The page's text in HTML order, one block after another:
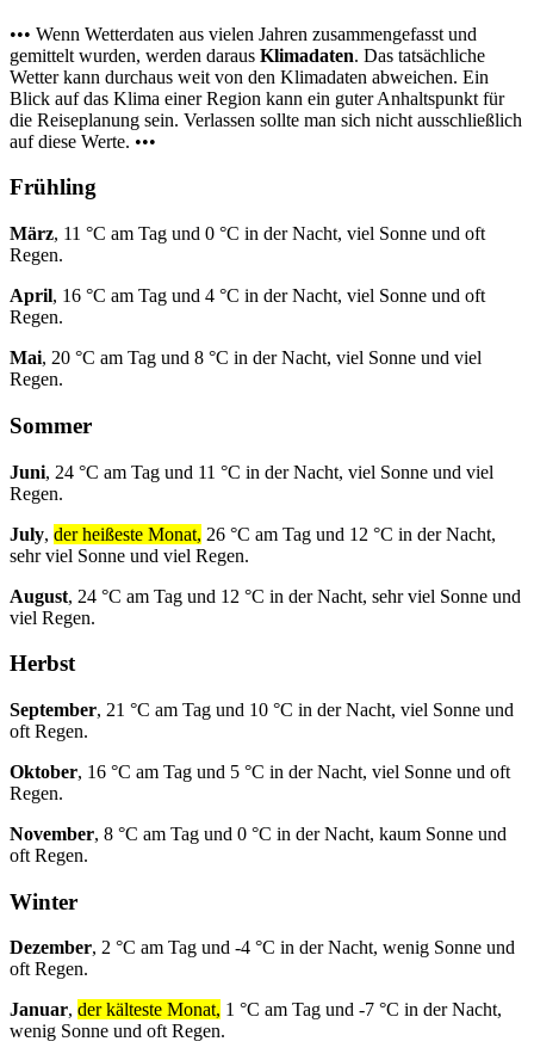
••• Wenn Wetterdaten aus vielen Jahren zusammengefasst und
gemittelt wurden, werden daraus Klimadaten. Das tatsächliche
Wetter kann durchaus weit von den Klimadaten abweichen. Ein
Blick auf das Klima einer Region kann ein guter Anhaltspunkt für
die Reiseplanung sein. Verlassen sollte man sich nicht ausschließlich
auf diese Werte. •••
Frühling
März, 11 °C am Tag und 0 °C in der Nacht, viel Sonne und oft
Regen.
April, 16 °C am Tag und 4 °C in der Nacht, viel Sonne und oft
Regen.
Mai, 20 °C am Tag und 8 °C in der Nacht, viel Sonne und viel
Regen.
Sommer
Juni, 24 °C am Tag und 11 °C in der Nacht, viel Sonne und viel
Regen.
July, der heißeste Monat, 26 °C am Tag und 12 °C in der Nacht,
sehr viel Sonne und viel Regen.
August, 24 °C am Tag und 12 °C in der Nacht, sehr viel Sonne und
viel Regen.
Herbst
September, 21 °C am Tag und 10 °C in der Nacht, viel Sonne und
oft Regen.
Oktober, 16 °C am Tag und 5 °C in der Nacht, viel Sonne und oft
Regen.
November, 8 °C am Tag und 0 °C in der Nacht, kaum Sonne und
oft Regen.
Winter
Dezember, 2 °C am Tag und -4 °C in der Nacht, wenig Sonne und
oft Regen.
Januar, der kälteste Monat, 1 °C am Tag und -7 °C in der Nacht,
wenig Sonne und oft Regen.